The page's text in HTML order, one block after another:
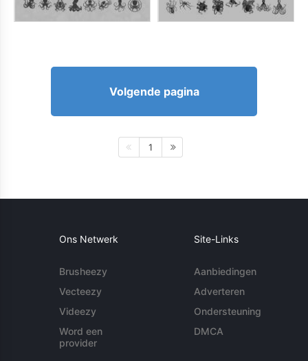
Volgende pagina
1
Ons Netwerk
Brusheezy
Vecteezy
Videezy
Word een
provider
Site-Links
Aanbiedingen
Adverteren
Ondersteuning
DMCA